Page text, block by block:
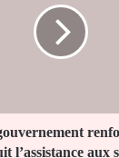
l’assistance aux